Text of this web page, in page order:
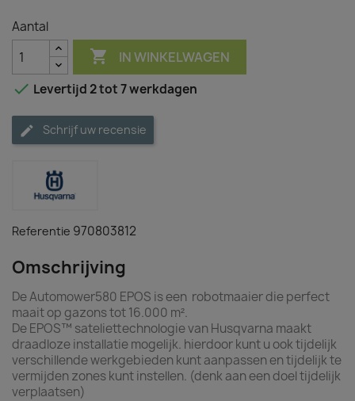
Aantal
 IN WINKELWAGEN
 Levertijd 2 tot 7 werkdagen
Schrijf uw recensie
Referentie 970803812
Omschrijving
De Automower580 EPOS is een robotmaaier die perfect
maait op gazons tot 16.000 m².
De EPOS™ sateliettechnologie van Husqvarna maakt
draadloze installatie mogelijk. hierdoor kunt u ook tijdelijk
verschillende werkgebieden kunt aanpassen en tijdelijk te
vermijden zones kunt instellen. (denk aan een doel tijdelijk
verplaatsen)